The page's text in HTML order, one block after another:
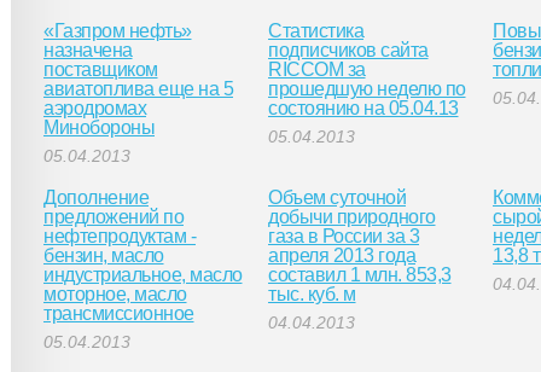
«Газпром нефть»
назначена
поставщиком
авиатоплива еще на 5
аэродромах
Минобороны
05.04.2013
Статистика
подписчиков сайта
RICCOM за
прошедшую неделю по
состоянию на 05.04.13
05.04.2013
Дополнение
предложений по
нефтепродуктам -
бензин, масло
индустриальное, масло
моторное, масло
трансмиссионное
05.04.2013
Объем суточной
добычи природного
газа в России за 3
апреля 2013 года
составил 1 млн. 853,3
тыс. куб. м
04.04.2013
13,8